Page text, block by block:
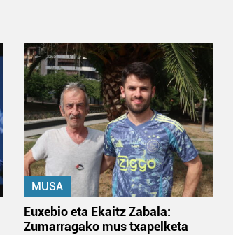
MUSA
Euxebio eta Ekaitz Zabala:
Zumarragako mus txapelketa